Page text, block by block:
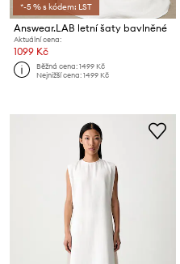
*-5 % s kódem: LST
Answear.LAB letní šaty bavlněné
Aktuální cena:
1099 Kč
Běžná cena:1499 Kč
Nejnižší cena:1499 Kč